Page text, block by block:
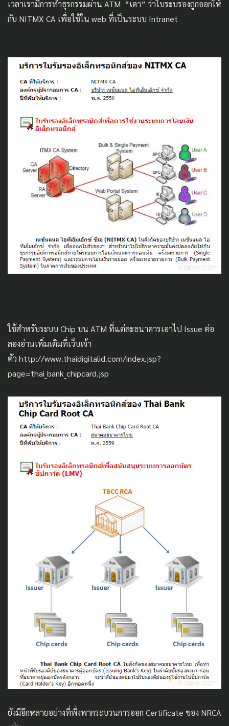
เวลาเรามีการทำธุรกรรมผ่าน ATM “เดา” ว่าใบระบรองถูกออกให้
กับ NITMX CA เพื่อใช้ใน web ที่เป็นระบบ Intranet
ใช้สำหรับระบบ Chip บน ATM ที่แต่ละธนาคารเอาไป Issue ต่อ
ลองอ่านเพิ่มเติมที่เว็บเจ้า
ตัว http://www.thaidigitalid.com/index.jsp?
page=thai_bank_chipcard.jsp
ยังมีอีกหลายอย่างที่พึ่งพากระบวนการออก Certificate ของ NRCA